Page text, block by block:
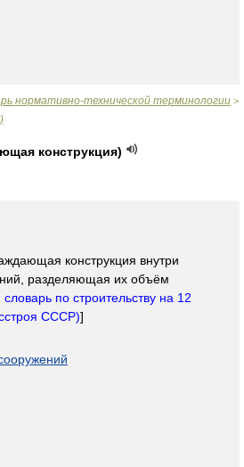
нормативно-технической терминологии >
конструкция)
конструкция внутри
разделяющая их объём
по строительству на 12
СССР)]